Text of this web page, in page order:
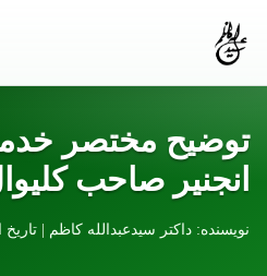
توضیح مختصر
انجنیر صاحب
نویسنده: داکتر سیدعبدالله کاظم | تاریخ انتشار: 16